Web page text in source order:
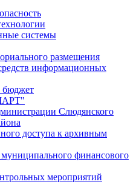
системы
размещения
информационных
бюджет
Слюдянского
доступа к архивным
финансового
мероприятий